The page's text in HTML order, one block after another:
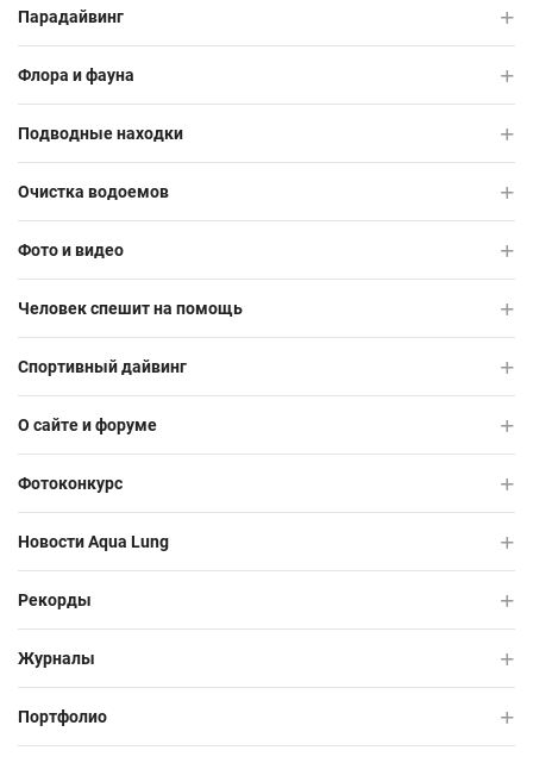
Парадайвинг
Флора и фауна
Подводные находки
Очистка водоемов
Фото и видео
Человек спешит на помощь
Спортивный дайвинг
О сайте и форуме
Фотоконкурс
Новости Aqua Lung
Рекорды
Журналы
Портфолио